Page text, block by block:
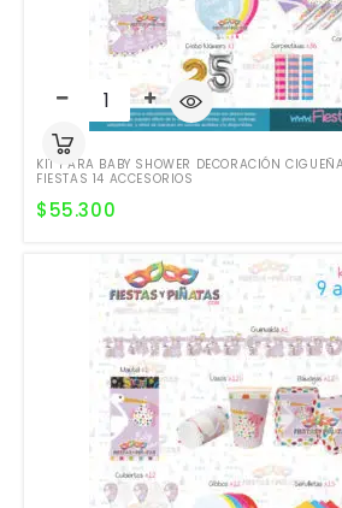
KIT PARA BABY SHOWER DECORACIÓN
FIESTAS 14 ACCESORIOS
$55.300